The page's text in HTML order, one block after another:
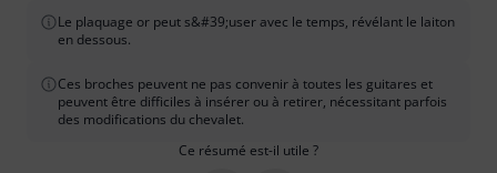
Le plaquage or peut s&#39;user avec le temps, révélant le laiton
en dessous.
Ces broches peuvent ne pas convenir à toutes les guitares et
peuvent être difficiles à insérer ou à retirer, nécessitant parfois
des modifications du chevalet.
Ce résumé est-il utile ?